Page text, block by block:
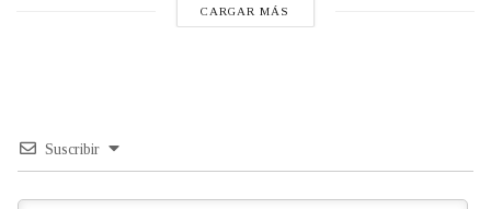
CARGAR MÁS
Suscribir